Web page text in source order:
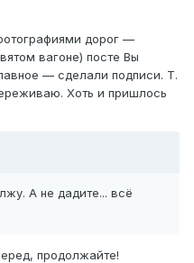
дорог —
вагоне) посте Вы
— сделали подписи. Т.
Хоть и пришлось
А не дадите... всё
продолжайте!